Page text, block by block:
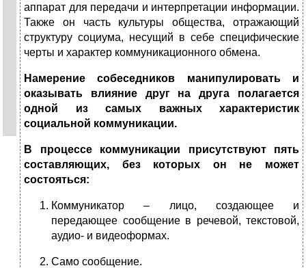
аппарат для передачи и интерпретации информации.
Также он часть культуры общества, отражающий
структуру социума, несущий в себе специфические
черты и характер коммуникационного обмена.
Намерение собеседников манипулировать и
оказывать влияние друг на друга полагается
одной из самых важных характеристик
социальной коммуникации.
В процессе коммуникации присутствуют пять
составляющих, без которых он не может
состояться:
Коммуникатор – лицо, создающее и
передающее сообщение в речевой, текстовой,
аудио- и видеоформах.
Само сообщение.